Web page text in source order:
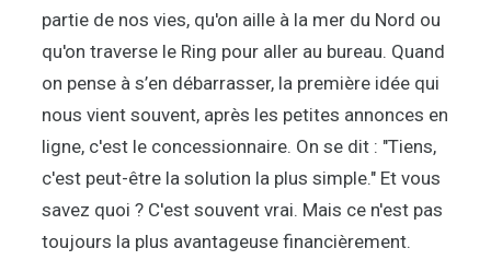
partie de nos vies, qu'on aille à la mer du Nord ou
qu'on traverse le Ring pour aller au bureau. Quand
on pense à s’en débarrasser, la première idée qui
nous vient souvent, après les petites annonces en
ligne, c'est le concessionnaire. On se dit : "Tiens,
c'est peut-être la solution la plus simple." Et vous
savez quoi ? C'est souvent vrai. Mais ce n'est pas
toujours la plus avantageuse financièrement.